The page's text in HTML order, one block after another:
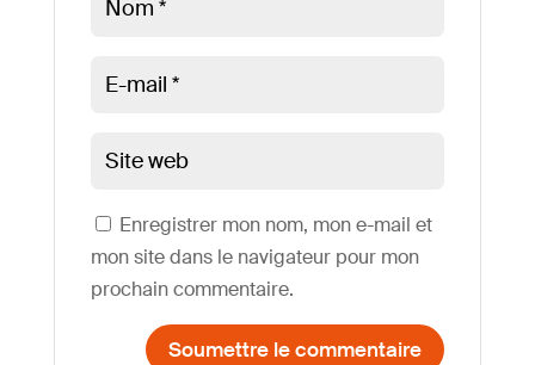
Enregistrer mon nom, mon e-mail et
mon site dans le navigateur pour mon
prochain commentaire.
Soumettre le commentaire